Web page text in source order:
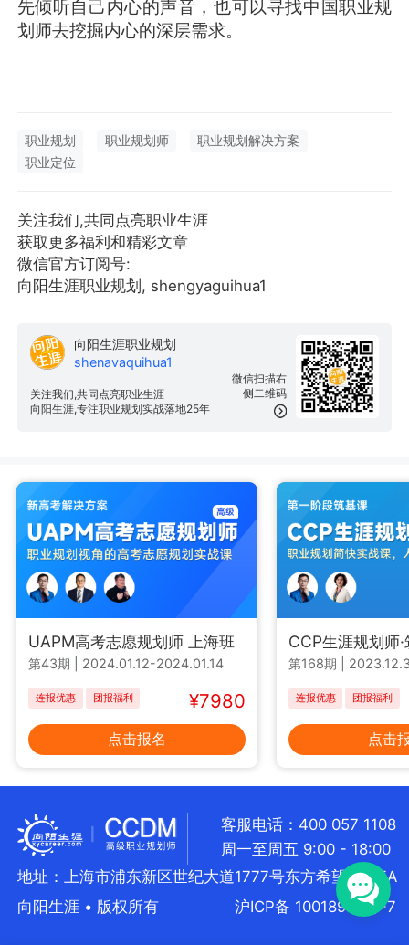
先倾听自己内心的声音，也可以寻找中国职业规
划师去挖掘内心的深层需求。
职业规划 职业规划师
职业规划解决方案
职业定位
关注我们,共同点亮职业生涯
获取更多福利和精彩文章
微信官方订阅号:
向阳生涯职业规划, shengyaguihua1
微信扫描右
侧二维码
向阳生涯职业规划
shenavaquihua1
关注我们,共同点亮职业生涯
向阳生涯,专注职业规划实战落地25年
UAPM高考志愿规划师 上海班
第43期 2024.01.12-2024.01.14
连报优惠 团报福利 ¥7980
点击报名
CCP生涯规划师
第168期
连报优惠 团报福利
点击
客服电话：400 057 1108
周一至周五 9:00 - 18:00
地址：上海市浦东新区世纪大道1777号东方希望大厦5A
向阳生涯 • 版权所有
沪ICP备 10018957号-7